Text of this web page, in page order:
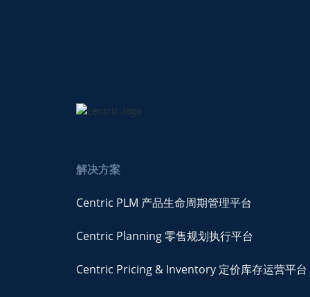
解决方案
Centric PLM 产品生命周期管理平台
Centric Planning 零售规划执行平台
Centric Pricing & Inventory 定价库存运营平台